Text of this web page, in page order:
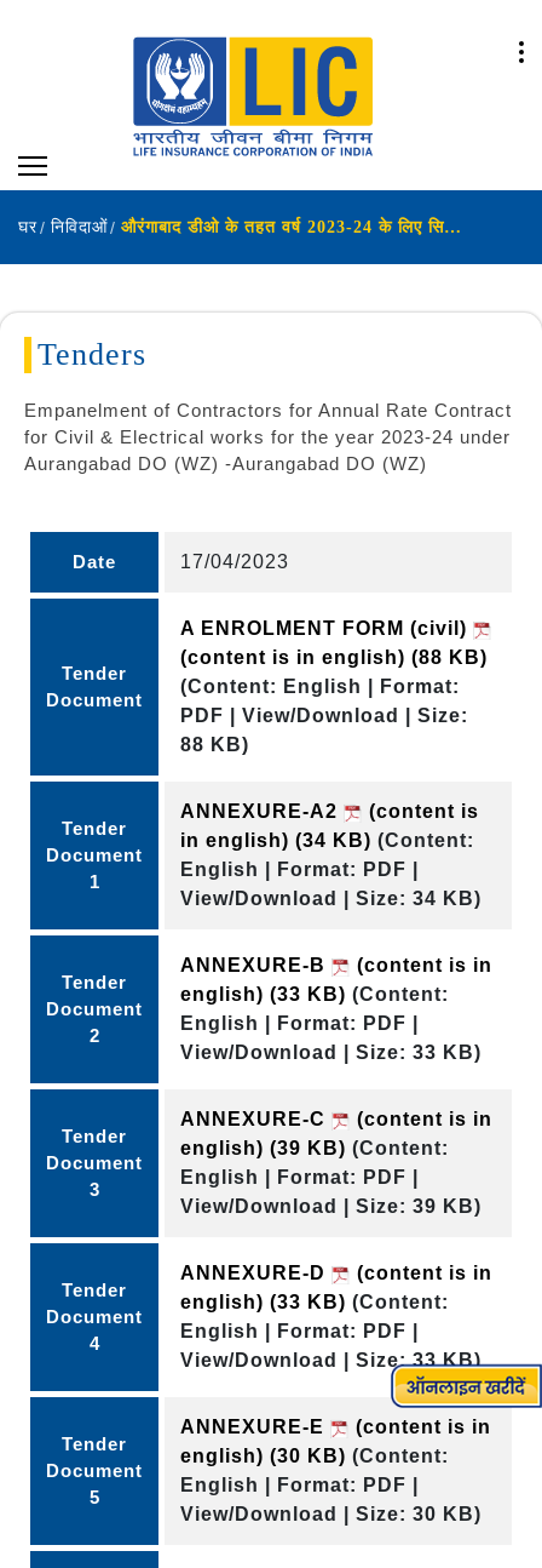
घर निविदाओं औरंगाबाद डीओ के तहत वर्ष 2023-24 के लिए सिविल और इलेक्ट्रिकल कार्यों के लिए वार्षिक दर अनुबंध के लिए ठेकेदारों का पैनल
Tenders
Empanelment of Contractors for Annual Rate Contract
for Civil & Electrical works for the year 2023-24 under
Aurangabad DO (WZ) -Aurangabad DO (WZ)
Date 17/04/2023
Tender
Document
A ENROLMENT FORM (civil)
(content is in english) (88 KB)
(Content: English | Format:
PDF | View/Download | Size:
88 KB)
Tender
Document
1
ANNEXURE-A2
(content is
in english) (34 KB) (Content:
English | Format: PDF |
View/Download | Size: 34 KB)
Tender
Document
2
ANNEXURE-B
(content is in
english) (33 KB) (Content:
English | Format: PDF |
View/Download | Size: 33 KB)
Tender
Document
3
ANNEXURE-C
(content is in
english) (39 KB) (Content:
English | Format: PDF |
View/Download | Size: 39 KB)
Tender
Document
4
ANNEXURE-D
(content is in
english) (33 KB) (Content:
English | Format: PDF |
View/Download | Size: 33 KB)
Tender
Document
5
ANNEXURE-E
(content is in
english) (30 KB) (Content:
English | Format: PDF |
View/Download | Size: 30 KB)